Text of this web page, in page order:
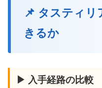
📌 タスティリ
きるか
▶ 入手経路の比較